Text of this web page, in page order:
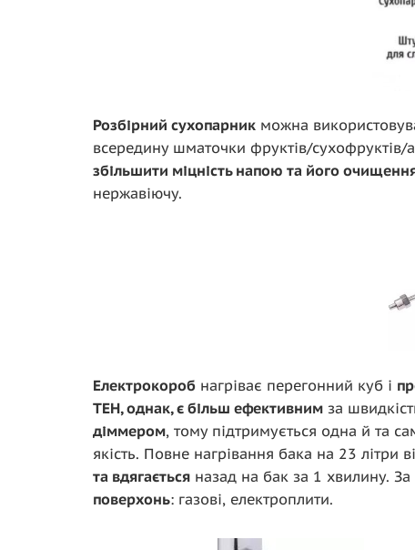
Розбірний сухопарник можна
всередину шматочки фруктів/
збільшити міцність напою та його
нержавіючу.
Електрокороб нагріває перегонний куб і
ТЕН, однак, є більш ефективним за
діммером, тому підтримується одна й та
якість. Повне нагрівання бака на 23
та вдягається назад на бак за 1 хвилину.
поверхонь: газові, електроплити.